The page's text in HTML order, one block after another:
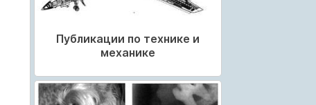
Публикации по технике и
механике